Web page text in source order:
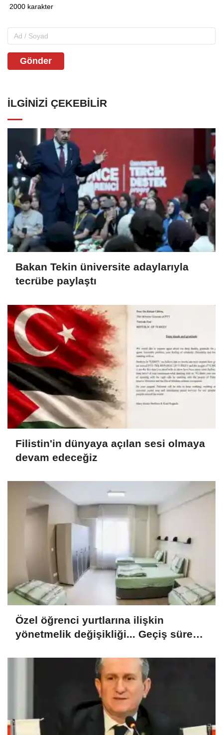
Gönder
İLGINIZI ÇEKEBILIR
Bakan Tekin üniversite adaylarıyla
tecrübe paylaştı
Filistin'in dünyaya açılan sesi olmaya
devam edeceğiz
Özel öğrenci yurtlarına ilişkin
yönetmelik değişikliği... Geçiş süresi